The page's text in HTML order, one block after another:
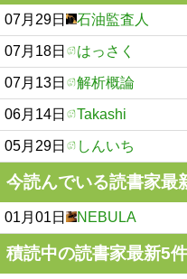
07月29日 石油監査人
07月18日 はっさく
07月13日 解析概論
06月14日 Takashi
05月29日 しんいち
今読んでいる読書家最
01月01日 NEBULA
積読中の読書家最新5